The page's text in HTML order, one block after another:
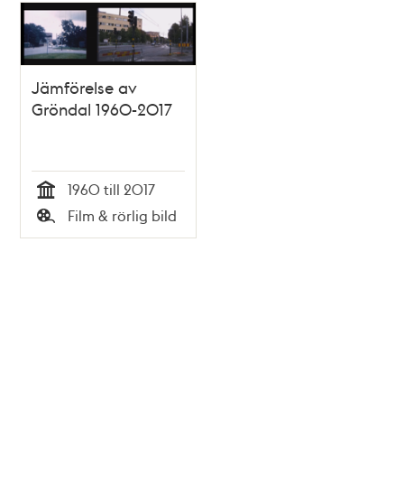
Jämförelse av
Gröndal 1960-2017
Tid
1960 till 2017
Typ
Film & rörlig bild